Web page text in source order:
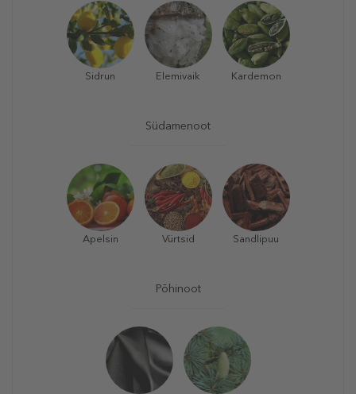
Sidrun Elemivaik Kardemon
Südamenoot
Apelsin Vürtsid Sandlipuu
Põhinoot